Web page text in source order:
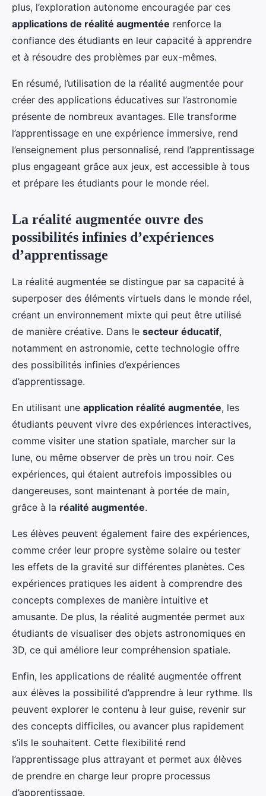
plus, l’exploration autonome encouragée par ces
applications de réalité augmentée renforce la
confiance des étudiants en leur capacité à apprendre
et à résoudre des problèmes par eux-mêmes.
En résumé, l’utilisation de la réalité augmentée pour
créer des applications éducatives sur l’astronomie
présente de nombreux avantages. Elle transforme
l’apprentissage en une expérience immersive, rend
l’enseignement plus personnalisé, rend l’apprentissage
plus engageant grâce aux jeux, est accessible à tous
et prépare les étudiants pour le monde réel.
La réalité augmentée ouvre des
possibilités infinies d’expériences
d’apprentissage
La réalité augmentée se distingue par sa capacité à
superposer des éléments virtuels dans le monde réel,
créant un environnement mixte qui peut être utilisé
de manière créative. Dans le secteur éducatif,
notamment en astronomie, cette technologie offre
des possibilités infinies d’expériences
d’apprentissage.
En utilisant une application réalité augmentée, les
étudiants peuvent vivre des expériences interactives,
comme visiter une station spatiale, marcher sur la
lune, ou même observer de près un trou noir. Ces
expériences, qui étaient autrefois impossibles ou
dangereuses, sont maintenant à portée de main,
grâce à la réalité augmentée.
Les élèves peuvent également faire des expériences,
comme créer leur propre système solaire ou tester
les effets de la gravité sur différentes planètes. Ces
expériences pratiques les aident à comprendre des
concepts complexes de manière intuitive et
amusante. De plus, la réalité augmentée permet aux
étudiants de visualiser des objets astronomiques en
3D, ce qui améliore leur compréhension spatiale.
Enfin, les applications de réalité augmentée offrent
aux élèves la possibilité d’apprendre à leur rythme. Ils
peuvent explorer le contenu à leur guise, revenir sur
des concepts difficiles, ou avancer plus rapidement
s’ils le souhaitent. Cette flexibilité rend
l’apprentissage plus attrayant et permet aux élèves
de prendre en charge leur propre processus
d’apprentissage.